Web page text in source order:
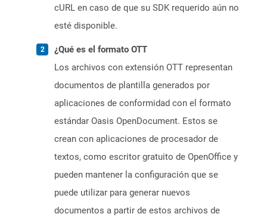
cURL en caso de que su SDK requerido aún no
esté disponible.
¿Qué es el formato OTT
Los archivos con extensión OTT representan
documentos de plantilla generados por
aplicaciones de conformidad con el formato
estándar Oasis OpenDocument. Estos se
crean con aplicaciones de procesador de
textos, como escritor gratuito de OpenOffice y
pueden mantener la configuración que se
puede utilizar para generar nuevos
documentos a partir de estos archivos de